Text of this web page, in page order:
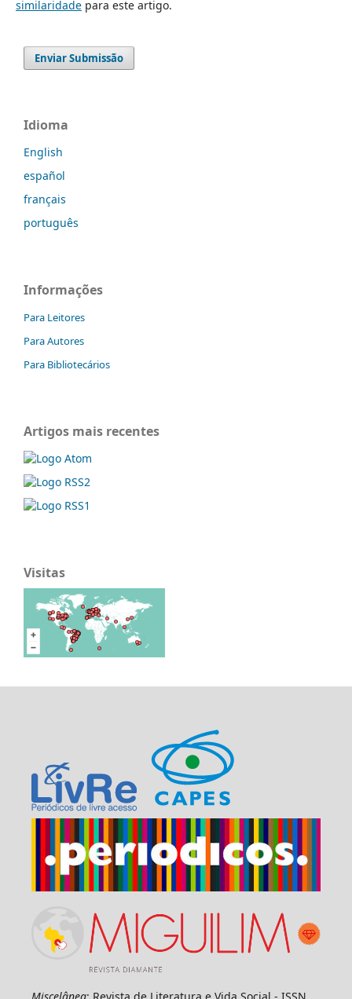
similaridadepara este artigo.
Enviar Submissão
Idioma
English
español
français
português
Informações
Para Leitores
Para Autores
Para Bibliotecários
Artigos mais recentes
Visitas
Miscelânea: Revista de Literatura e Vida Social - ISSN